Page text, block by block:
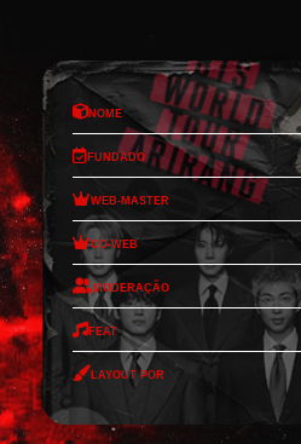
Nome
Fundado
Web-Master
Co-Web
Moderação
Feat
Layout por